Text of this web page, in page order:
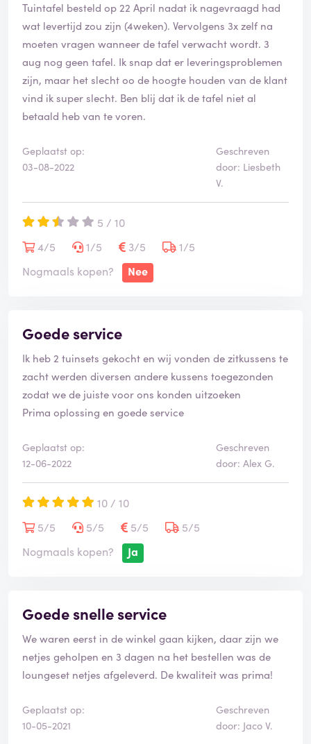
Tuintafel besteld op 22 April nadat ik nagevraagd had
wat levertijd zou zijn (4weken). Vervolgens 3x zelf na
moeten vragen wanneer de tafel verwacht wordt. 3
aug nog geen tafel. Ik snap dat er leveringsproblemen
zijn, maar het slecht oo de hoogte houden van de klant
vind ik super slecht. Ben blij dat ik de tafel niet al
betaald heb van te voren.
Geplaatst op:
03-08-2022
Geschreven
door: Liesbeth
V.
5 / 10
4/5
1/5 3/5
1/5
Nogmaals kopen?
Nee
Goede service
Ik heb 2 tuinsets gekocht en wij vonden de zitkussens te
zacht werden diversen andere kussens toegezonden
zodat we de juiste voor ons konden uitzoeken
Prima oplossing en goede service
Geplaatst op:
12-06-2022
Geschreven
door: Alex G.
10 / 10
5/5
5/5 5/5
5/5
Nogmaals kopen?
Ja
Goede snelle service
We waren eerst in de winkel gaan kijken, daar zijn we
netjes geholpen en 3 dagen na het bestellen was de
loungeset netjes afgeleverd. De kwaliteit was prima!
Geplaatst op:
10-05-2021
Geschreven
door: Jaco V.